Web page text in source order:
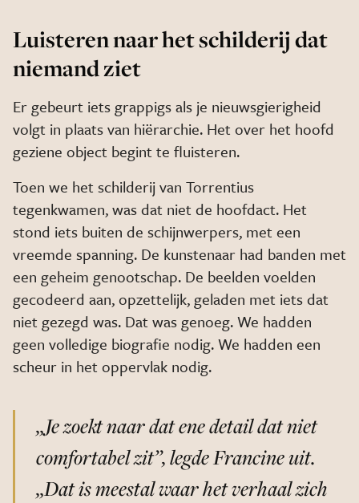
Luisteren naar het schilderij dat
niemand ziet
Er gebeurt iets grappigs als je nieuwsgierigheid
volgt in plaats van hiërarchie. Het over het hoofd
geziene object begint te fluisteren.
Toen we het schilderij van Torrentius
tegenkwamen, was dat niet de hoofdact. Het
stond iets buiten de schijnwerpers, met een
vreemde spanning. De kunstenaar had banden met
een geheim genootschap. De beelden voelden
gecodeerd aan, opzettelijk, geladen met iets dat
niet gezegd was. Dat was genoeg. We hadden
geen volledige biografie nodig. We hadden een
scheur in het oppervlak nodig.
„Je zoekt naar dat ene detail dat niet
comfortabel zit”, legde Francine uit.
„Dat is meestal waar het verhaal zich